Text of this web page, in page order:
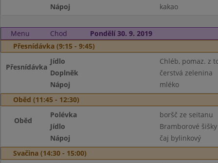
Nápoj
kakao
Menu Chod
Pondělí 30. 9. 2019
Přesnídávka (9:15 - 9:45)
Přesnídávka
Jídlo
Chléb, pomaz. z
Doplněk
čerstvá zelenina
Nápoj
mléko
Oběd (11:45 - 12:30)
Oběd
Polévka
boršč ze seitanu
Jídlo
Bramborové
Nápoj
čaj bylinkový
Svačina (14:30 - 15:00)